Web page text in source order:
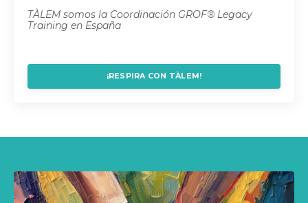
TÀLEM somos la Coordinación GROF® Legacy
Training en España
¡RESPIRA CON TÀLEM!